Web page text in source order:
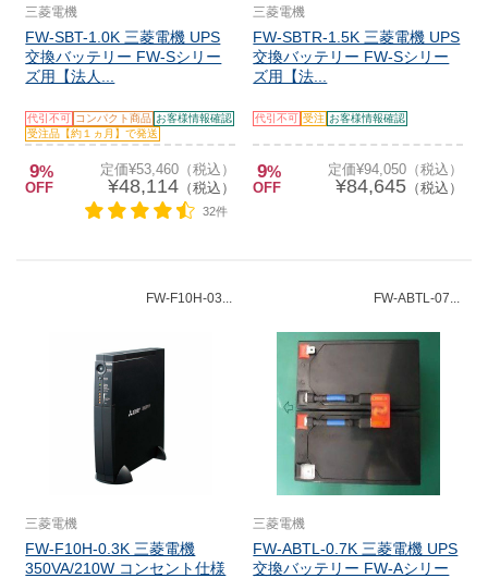
三菱電機
FW-SBT-1.0K 三菱電機 UPS
交換バッテリー FW-Sシリー
ズ用【法人...
代引不可 コンパクト商品 お客様情報確認
受注品【約１ヵ月】で発送
9%
OFF
定価¥53,460（税込）
¥48,114（税込）
32件
三菱電機
FW-SBTR-1.5K 三菱電機 UPS
交換バッテリー FW-Sシリー
ズ用【法...
代引不可 受注 お客様情報確認
9%
OFF
定価¥94,050（税込）
¥84,645（税込）
FW-F10H-03...
三菱電機
FW-F10H-0.3K 三菱電機
350VA/210W コンセント仕様
FW-ABTL-07...
三菱電機
FW-ABTL-0.7K 三菱電機 UPS
交換バッテリー FW-Aシリー